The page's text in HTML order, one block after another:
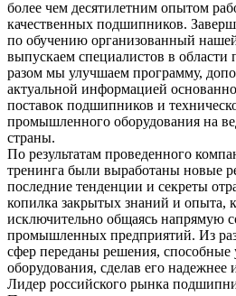
более чем десятилетним опытом
качественных подшипников.
по обучению организованный
выпускаем специалистов в
разом мы улучшаем программу,
актуальной информацией
поставок подшипников и
промышленного оборудования на
страны.
По результатам проведенного
тренинга были выработаны новые
последние тенденции и секреты
копилка закрытых знаний и опыта,
исключительно общаясь напрямую
промышленных предприятий. Из
сфер переданы решения, способные
оборудования, сделав его надежнее
Лидер российского рынка